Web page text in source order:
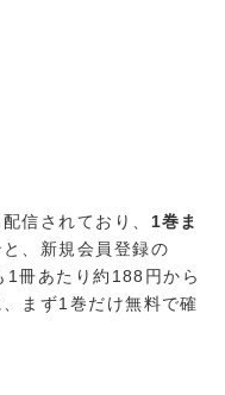
信されており、 1巻ま
、新規会員登録の
1冊あたり約188円から
まず1巻だけ無料で確